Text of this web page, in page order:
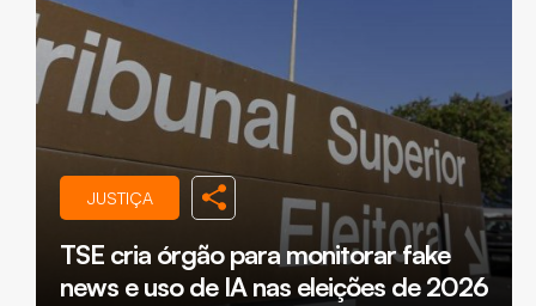
JUSTIÇA
TSE cria órgão para monitorar fake
news e uso de IA nas eleições de 2026